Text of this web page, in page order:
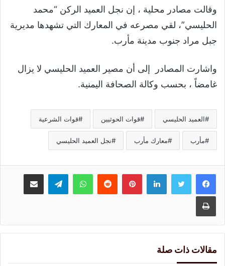
وقالت مصادر محلية ، إن نجل العميد الركن “محمد
الحليسي”، لقي مصرعه في المعارك التي تشهدها مديرية
جبل مراد جنوب مدينة مأرب.
واشارت المصادر إلى أن مصير العميد الحليسي لا يزال
غامضاً ، بحسب وكالة الصحافة اليمنية.
العميد الحليسي قوات الحوثيين قوات الشرعية
مأرب معارك مأرب نجل العميد الحليسي
لينكدإنبينتيريست واتسابتيلقرام مشاركة عبر البريد
طباعة
مقالات ذات صلة